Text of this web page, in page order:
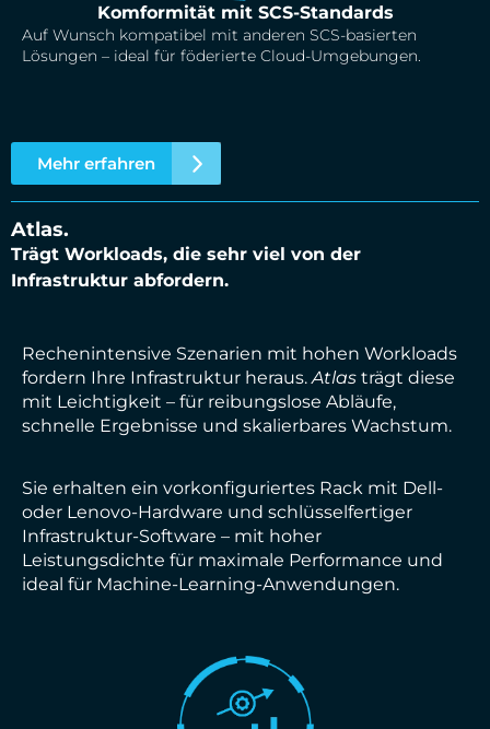
Komformität mit SCS-Standards
Auf Wunsch kompatibel mit anderen SCS-basierten
Lösungen – ideal für föderierte Cloud-Umgebungen.
Mehr erfahren
Atlas.
Trägt Workloads, die sehr viel von der
Infrastruktur abfordern.
Rechenintensive Szenarien mit hohen Workloads
fordern Ihre Infrastruktur heraus.Atlas trägt diese
mit Leichtigkeit – für reibungslose Abläufe,
schnelle Ergebnisse und skalierbares Wachstum.
Sie erhalten ein vorkonfiguriertes Rack mit Dell-
oder Lenovo-Hardware und schlüsselfertiger
Infrastruktur-Software – mit hoher
Leistungsdichte für maximale Performance und
ideal für Machine-Learning-Anwendungen.